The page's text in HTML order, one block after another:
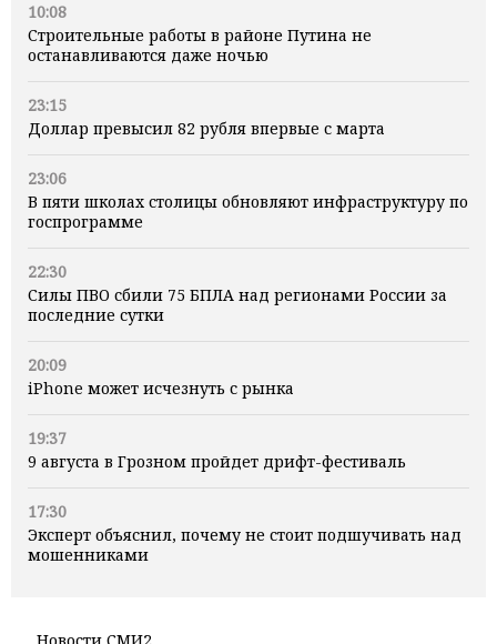
10:08
Строительные работы в районе Путина не
останавливаются даже ночью
23:15
Доллар превысил 82 рубля впервые с марта
23:06
В пяти школах столицы обновляют инфраструктуру по
госпрограмме
22:30
Силы ПВО сбили 75 БПЛА над регионами России за
последние сутки
20:09
iPhone может исчезнуть с рынка
19:37
9 августа в Грозном пройдет дрифт-фестиваль
17:30
Эксперт объяснил, почему не стоит подшучивать над
мошенниками